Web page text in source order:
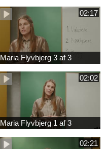
02:17
Maria Flyvbjerg 3 af 3
02:02
Maria Flyvbjerg 1 af 3
02:21